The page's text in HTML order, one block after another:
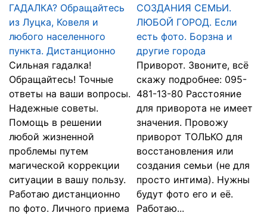
ГАДАЛКА? Обращайтесь
из Луцка, Ковеля и
любого населенного
пункта. Дистанционно
Сильная гадалка!
Обращайтесь! Точные
ответы на ваши вопросы.
Надежные советы.
Помощь в решении
любой жизненной
проблемы путем
магической коррекции
ситуации в вашу пользу.
Работаю дистанционно
по фото. Личного приема
СОЗДАНИЯ СЕМЬИ.
ЛЮБОЙ ГОРОД. Если
есть фото. Борзна и
другие города
Приворот. Звоните, всё
скажу подробнее: 095-
481-13-80 Расстояние
для приворота не имеет
значения. Провожу
приворот ТОЛЬКО для
восстановления или
создания семьи (не для
просто интима). Нужны
будут фото его и её.
Работаю...